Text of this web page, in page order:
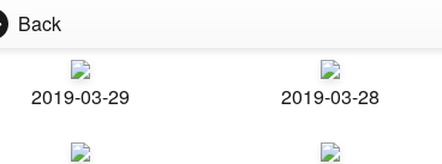
Back
2019-03-29 2019-03-28